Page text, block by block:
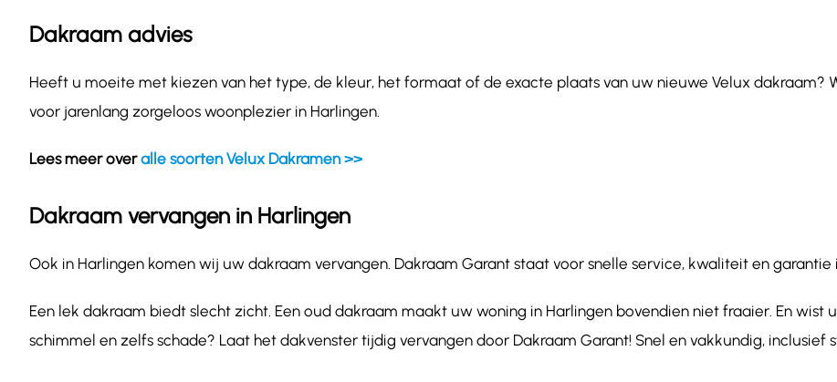
Dakraam advies
Heeft u moeite met kiezen van het type, de kleur, het formaat of de exacte plaats van uw nieuwe Velux dakraam?
voor jarenlang zorgeloos woonplezier in Harlingen.
Lees meer overalle soorten Velux Dakramen >>
Dakraam vervangen in Harlingen
Ook in Harlingen komen wij uw dakraam vervangen. Dakraam Garant staat voor snelle service, kwaliteit en
Een lek dakraam biedt slecht zicht. Een oud dakraam maakt uw woning in Harlingen bovendien niet fraaier. En
schimmel en zelfs schade? Laat het dakvenster tijdig vervangen door Dakraam Garant! Snel en vakkundig, inclusief